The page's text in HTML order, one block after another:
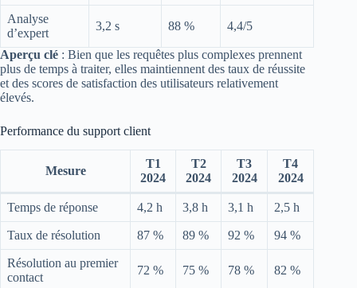
Analyse
d’expert
3,2 s 88 % 4,4/5
Aperçu clé : Bien que les requêtes plus complexes prennent
plus de temps à traiter, elles maintiennent des taux de réussite
et des scores de satisfaction des utilisateurs relativement
élevés.
Performance du support client
Mesure
T1
2024
T2
2024
T3
2024
T4
2024
Temps de réponse 4,2 h 3,8 h 3,1 h 2,5 h
Taux de résolution 87 % 89 % 92 % 94 %
Résolution au premier
contact
72 % 75 % 78 % 82 %